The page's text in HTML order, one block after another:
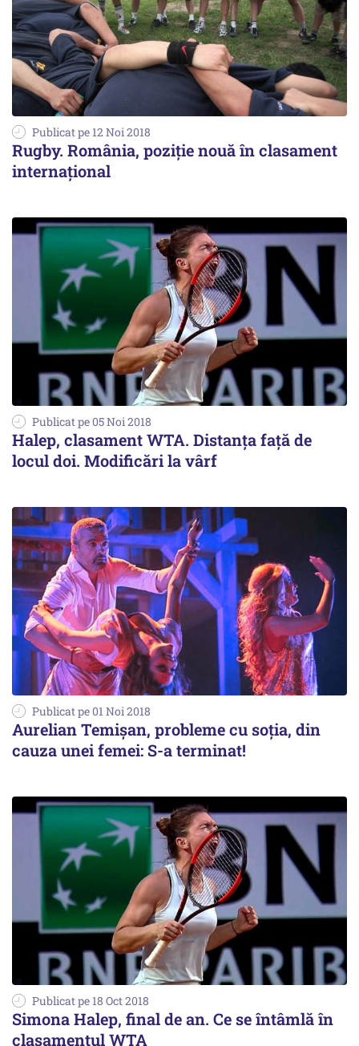
Publicat pe 12 Noi 2018
Rugby. România, poziție nouă în clasament
internațional
Publicat pe 05 Noi 2018
Halep, clasament WTA. Distanța față de
locul doi. Modificări la vârf
Publicat pe 01 Noi 2018
Aurelian Temișan, probleme cu soția, din
cauza unei femei: S-a terminat!
Publicat pe 18 Oct 2018
Simona Halep, final de an. Ce se întâmlă în
clasamentul WTA